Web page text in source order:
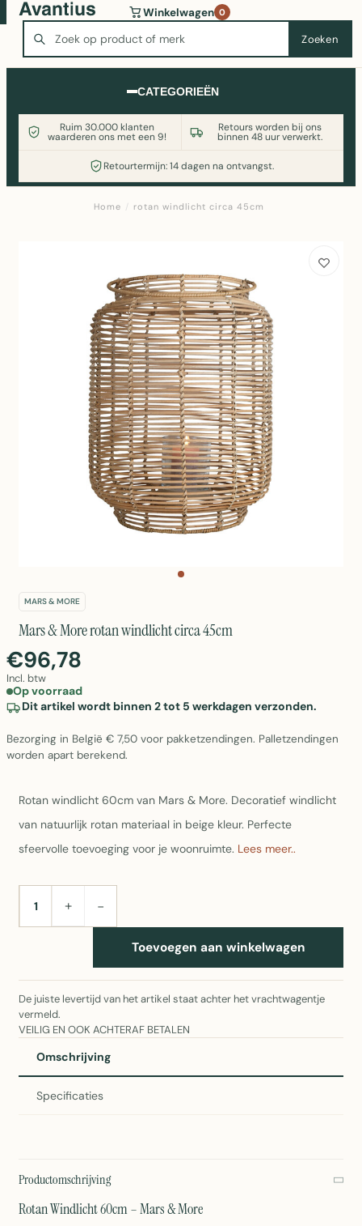
Zoeken
Winkelwagen 0
CATEGORIEËN
Ruim 30.000 klanten
waarderen ons met een 9!
Retours worden bij ons
binnen 48 uur verwerkt.
Retourtermijn: 14 dagen na ontvangst.
Wasmachine of koelkast nodig? Vergelijk alle prijzen op
Witgoedaanbod.nl
Home / rotan windlicht circa 45cm
MARS & MORE
Mars & More rotan windlicht circa 45cm
€96,78
Incl. btw
Op voorraad
Dit artikel wordt binnen 2 tot 5 werkdagen verzonden.
Bezorging in België € 7,50 voor pakketzendingen. Palletzendingen
worden apart berekend.
Rotan windlicht 60cm van Mars & More. Decoratief windlicht
van natuurlijk rotan materiaal in beige kleur. Perfecte
sfeervolle toevoeging voor je woonruimte. Lees meer..
AANTAL+ −
Toevoegen aan winkelwagen
De juiste levertijd van het artikel staat achter het vrachtwagentje
vermeld.
VEILIG EN OOK ACHTERAF BETALEN
Omschrijving
Specificaties
Productomschrijving
Rotan Windlicht 60cm – Mars & More